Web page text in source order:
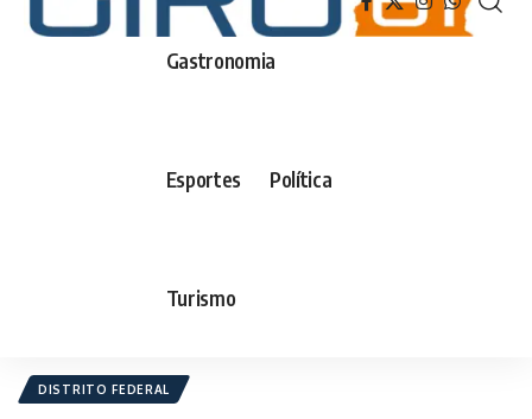
Gastronomia
Esportes Política
Turismo
DISTRITO FEDERAL